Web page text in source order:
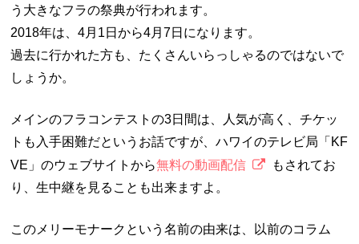
う大きなフラの祭典が行われます。
2018年は、4月1日から4月7日になります。
過去に行かれた方も、たくさんいらっしゃるのではないで
しょうか。
メインのフラコンテストの3日間は、人気が高く、チケッ
トも入手困難だというお話ですが、ハワイのテレビ局「KF
VE」のウェブサイトから無料の動画配信
もされてお
り、生中継を見ることも出来ますよ。
このメリーモナークという名前の由来は、以前のコラム